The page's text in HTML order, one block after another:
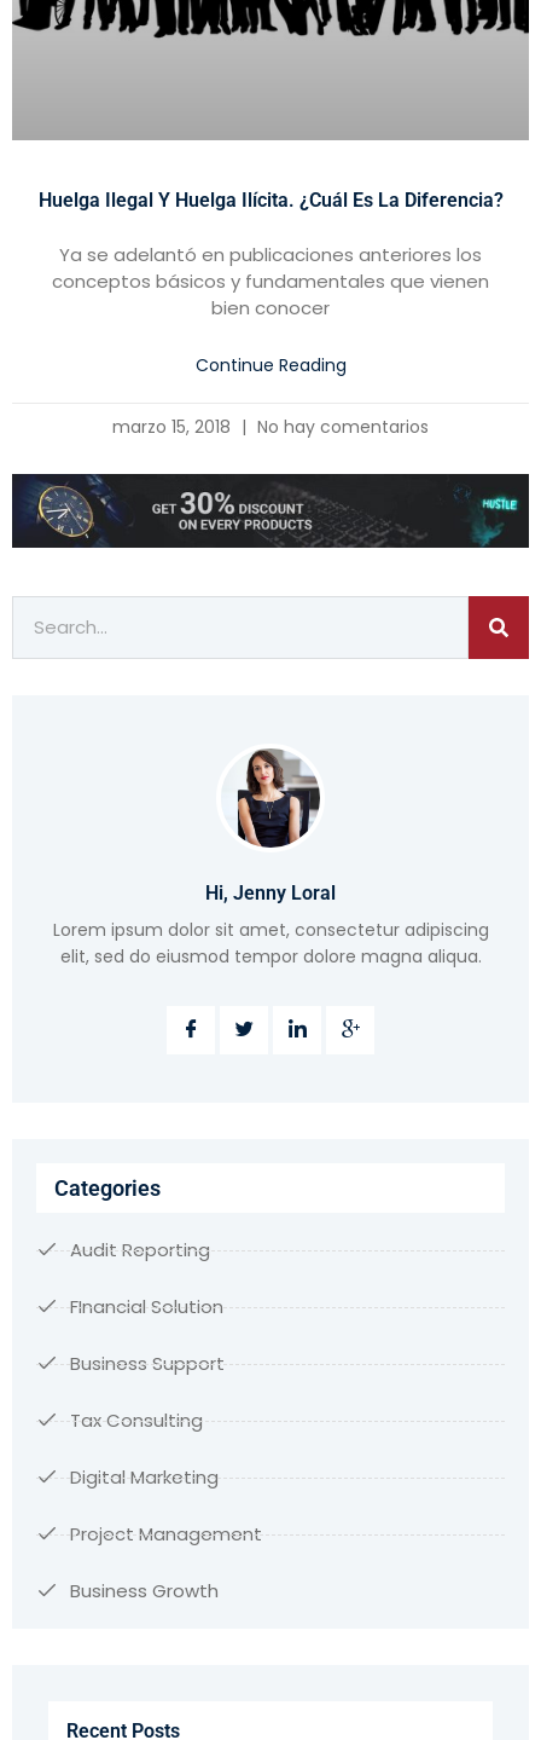
Huelga Ilegal Y Huelga Ilícita. ¿Cuál Es La Diferencia?
Ya se adelantó en publicaciones anteriores los
conceptos básicos y fundamentales que vienen
bien conocer
Continue Reading
marzo 15, 2018 No hay comentarios
Hi, Jenny Loral
Lorem ipsum dolor sit amet, consectetur adipiscing
elit, sed do eiusmod tempor dolore magna aliqua.
Categories
Audit Reporting
FInancial Solution
Business Support
Tax Consulting
Digital Marketing
Project Management
Business Growth
Recent Posts